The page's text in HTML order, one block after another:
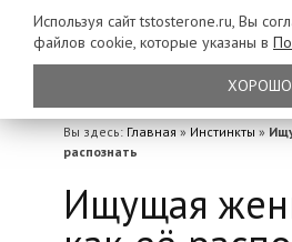
Вы здесь: Главная » Инстинкты »
распознать
Ищущая
Используя сайт tstosterone.ru, Вы
файлов cookie, которые указаны в
ХОРОШО